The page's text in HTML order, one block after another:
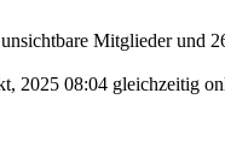
Mitglieder und
2025 08:04 gleichzeitig